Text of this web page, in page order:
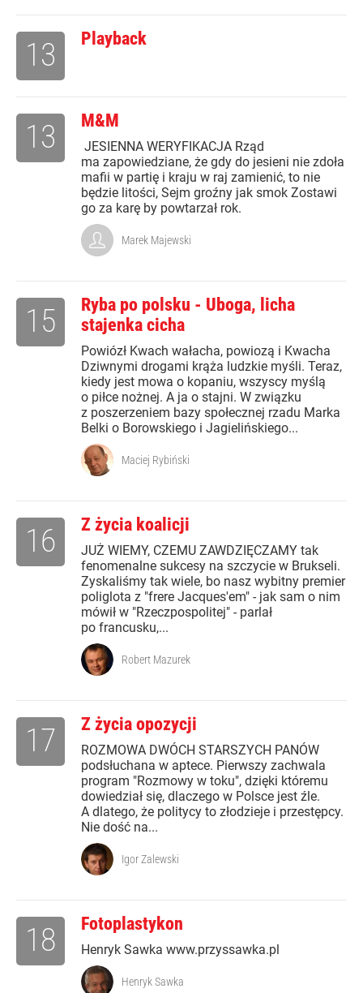
Playback
13
M&M
JESIENNA WERYFIKACJA Rząd
ma zapowiedziane, że gdy do jesieni nie zdoła
mafii w partię i kraju w raj zamienić, to nie
będzie litości, Sejm groźny jak smok Zostawi
go za karę by powtarzał rok.
13
Marek Majewski
Ryba po polsku - Uboga, licha
stajenka cicha
Powiózł Kwach wałacha, powiozą i Kwacha
Dziwnymi drogami krąża ludzkie myśli. Teraz,
kiedy jest mowa o kopaniu, wszyscy myślą
o piłce nożnej. A ja o stajni. W związku
z poszerzeniem bazy społecznej rzadu Marka
Belki o Borowskiego i Jagielińskiego...
15
Maciej Rybiński
Z życia koalicji
JUŻ WIEMY, CZEMU ZAWDZIĘCZAMY tak
fenomenalne sukcesy na szczycie w Brukseli.
Zyskaliśmy tak wiele, bo nasz wybitny premier
poliglota z "frere Jacques'em" - jak sam o nim
mówił w "Rzeczpospolitej" - parlał
po francusku,...
16
Robert Mazurek
Z życia opozycji
ROZMOWA DWÓCH STARSZYCH PANÓW
podsłuchana w aptece. Pierwszy zachwala
program "Rozmowy w toku", dzięki któremu
dowiedział się, dlaczego w Polsce jest źle.
A dlatego, że politycy to złodzieje i przestępcy.
Nie dość na...
17
Igor Zalewski
Fotoplastykon
Henryk Sawka www.przyssawka.pl
18
Henryk Sawka